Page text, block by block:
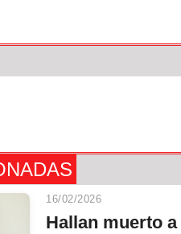
16/02/2026
Hallan muerto